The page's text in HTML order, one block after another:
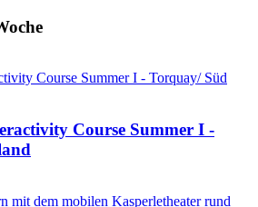
Course Summer I -